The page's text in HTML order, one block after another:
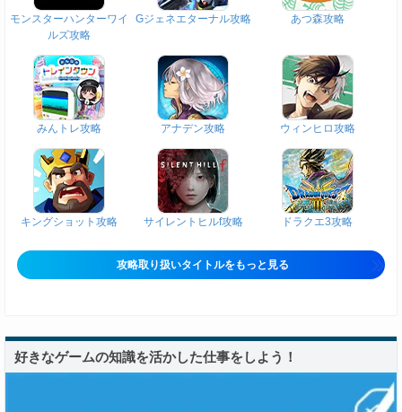
モンスターハンターワイ
ルズ攻略
Gジェネエターナル攻略 あつ森攻略
みんトレ攻略 アナデン攻略 ウィンヒロ攻略
キングショット攻略 サイレントヒルf攻略 ドラクエ3攻略
攻略取り扱いタイトルをもっと見る
好きなゲームの知識を活かした仕事をしよう！